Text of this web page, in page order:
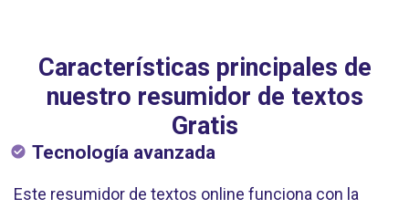
Características principales de
nuestro resumidor de textos
Gratis
Tecnología avanzada
Este resumidor de textos online funciona con la